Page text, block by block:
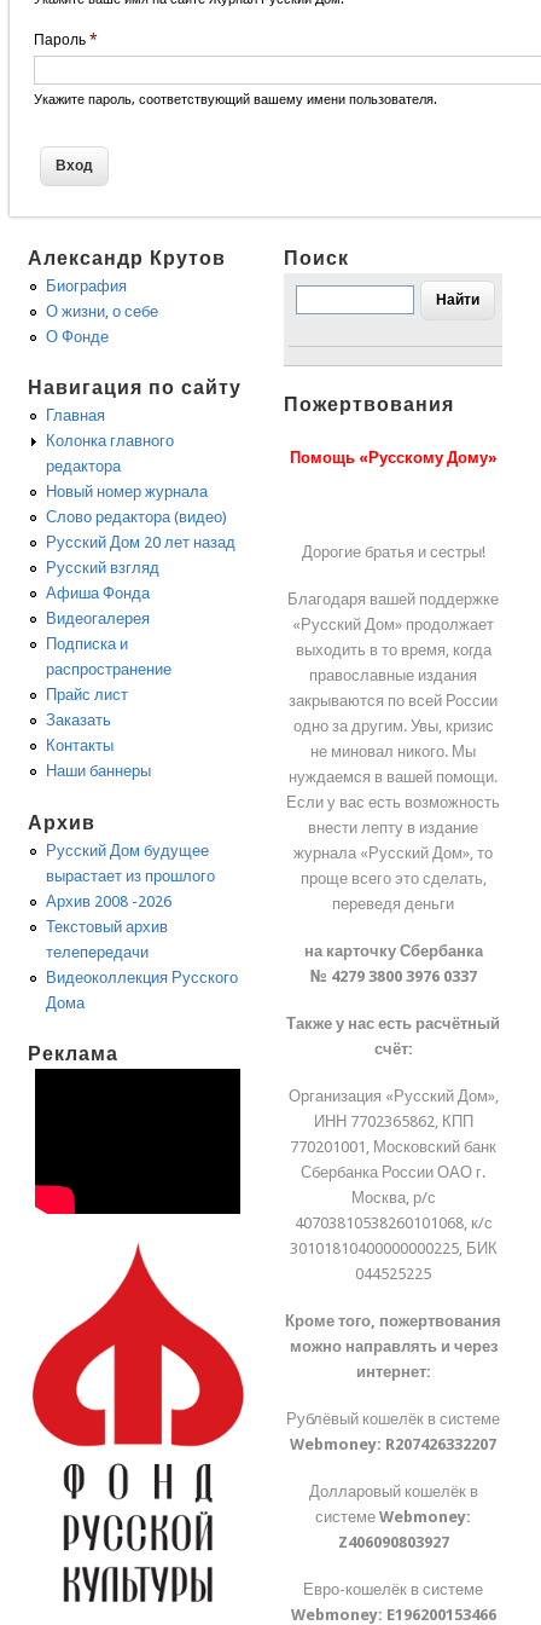
Пароль *
Укажите пароль, соответствующий вашему имени пользователя.
Александр Крутов
Биография
О жизни, о себе
О Фонде
Навигация по сайту
Главная
Колонка главного
редактора
Новый номер журнала
Слово редактора (видео)
Русский Дом 20 лет назад
Русский взгляд
Афиша Фонда
Видеогалерея
Подписка и
распространение
Прайс лист
Заказать
Контакты
Наши баннеры
Архив
Русский Дом будущее
вырастает из прошлого
Архив 2008 -2026
Текстовый архив
телепередачи
Видеоколлекция Русского
Дома
Реклама
Поиск
Пожертвования
Помощь «Русскому Дому»
Дорогие братья и сестры!
Благодаря вашей поддержке
«Русский Дом» продолжает
выходить в то время, когда
православные издания
закрываются по всей России
одно за другим. Увы, кризис
не миновал никого. Мы
нуждаемся в вашей помощи.
Если у вас есть возможность
внести лепту в издание
журнала «Русский Дом», то
проще всего это сделать,
переведя деньги
на карточку Сбербанка
№ 4279 3800 3976 0337
Также у нас есть расчётный
счёт:
Организация «Русский Дом»,
ИНН 7702365862, КПП
770201001, Московский банк
Сбербанка России ОАО г.
Москва, р/с
40703810538260101068, к/с
30101810400000000225, БИК
044525225
Кроме того, пожертвования
можно направлять и через
интернет:
Рублёвый кошелёк в системе
Webmoney: R207426332207
Долларовый кошелёк в
системеWebmoney:
Z406090803927
Евро-кошелёк в системе
Webmoney: E196200153466